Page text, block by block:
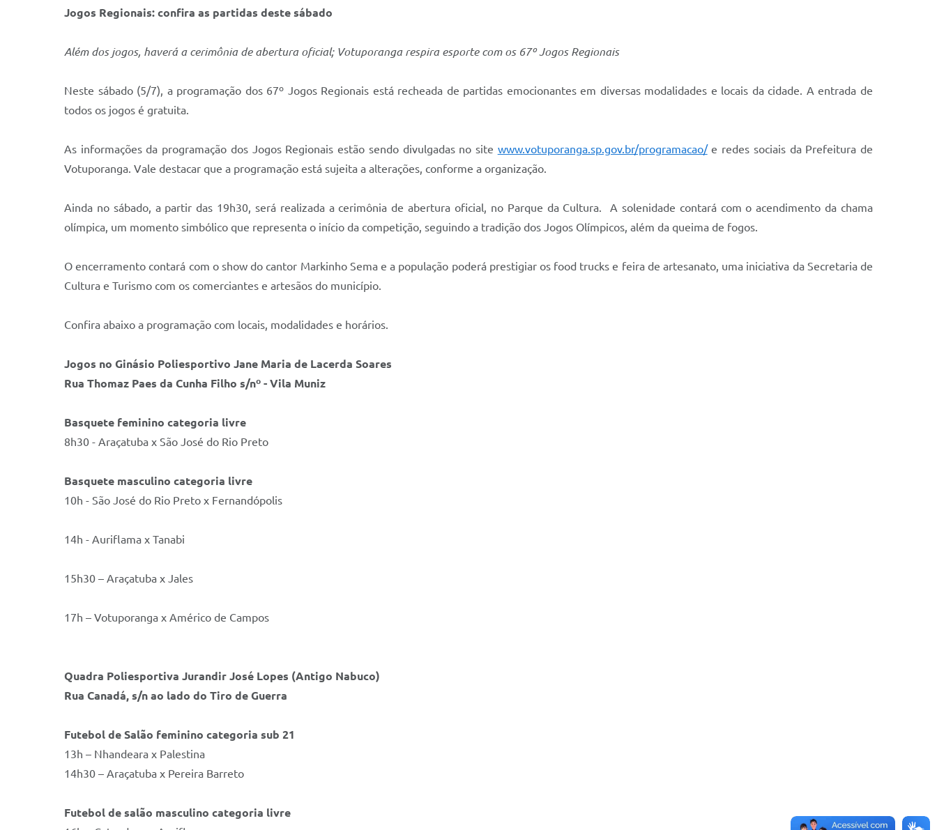
Jogos Regionais: confira as partidas deste sábado
Além dos jogos, haverá a cerimônia de abertura oficial; Votuporanga respira esporte com os 67º Jogos Regionais
Neste sábado (5/7), a programação dos 67º Jogos Regionais está recheada de partidas emocionantes em diversas modalidades e locais da cidade. A entrada de
todos os jogos é gratuita.
As informações da programação dos Jogos Regionais estão sendo divulgadas no site www.votuporanga.sp.gov.br/programacao/e redes sociais da Prefeitura de
Votuporanga. Vale destacar que a programação está sujeita a alterações, conforme a organização.
Ainda no sábado, a partir das 19h30, será realizada a cerimônia de abertura oficial, no Parque da Cultura. A solenidade contará com o acendimento da chama
olímpica, um momento simbólico que representa o início da competição, seguindo a tradição dos Jogos Olímpicos, além da queima de fogos.
O encerramento contará com o show do cantor Markinho Sema e a população poderá prestigiar os food trucks e feira de artesanato, uma iniciativa da Secretaria de
Cultura e Turismo com os comerciantes e artesãos do município.
Confira abaixo a programação com locais, modalidades e horários.
Jogos no Ginásio Poliesportivo Jane Maria de Lacerda Soares
Rua Thomaz Paes da Cunha Filho s/nº - Vila Muniz
Basquete feminino categoria livre
8h30 - Araçatuba x São José do Rio Preto
Basquete masculino categoria livre
10h - São José do Rio Preto x Fernandópolis
14h - Auriflama x Tanabi
15h30 – Araçatuba x Jales
17h – Votuporanga x Américo de Campos
Quadra Poliesportiva Jurandir José Lopes (Antigo Nabuco)
Rua Canadá, s/n ao lado do Tiro de Guerra
Futebol de Salão feminino categoria sub 21
13h – Nhandeara x Palestina
14h30 – Araçatuba x Pereira Barreto
Futebol de salão masculino categoria livre